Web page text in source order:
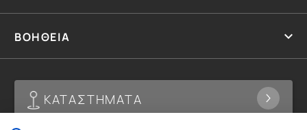
ΚΑΤΑΣΤΗΜΑΤΑ
ΒΟΗΘΕΙΑ 